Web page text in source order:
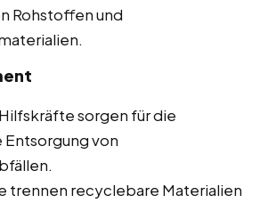
Rohstoffen und
Hilfskräfte sorgen für die
von
trennen recyclebare Materialien